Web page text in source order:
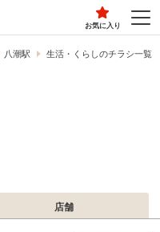
お気に入り
八潮駅 生活・くらしのチラシ一覧
店舗